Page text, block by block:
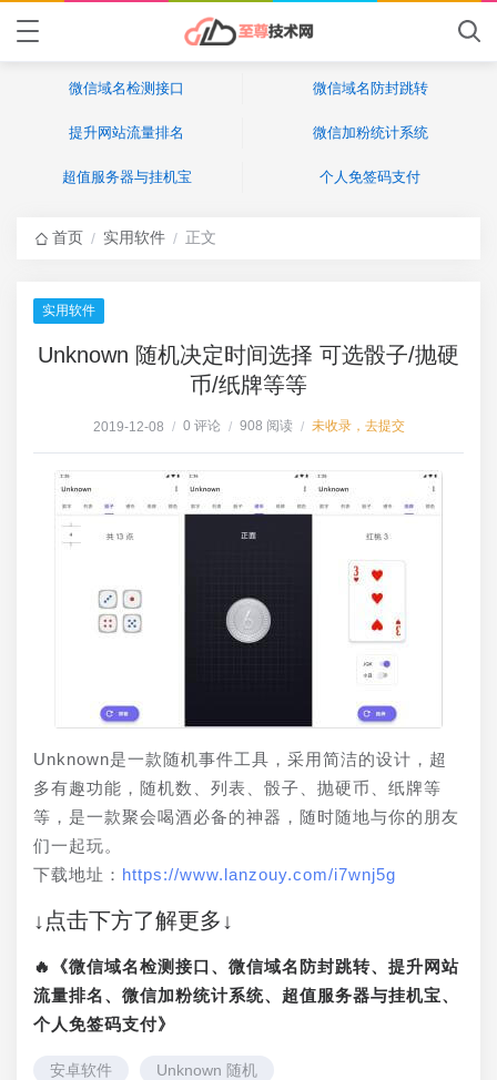
微信域名检测接口 微信域名防封跳转
提升网站流量排名 微信加粉统计系统
超值服务器与挂机宝 个人免签码支付
首页 / 实用软件 / 正文
实用软件
Unknown 随机决定时间选择 可选骰子/抛硬
币/纸牌等等
2019-12-08 / 0 评论 / 908 阅读 / 未收录，去提交
Unknown是一款随机事件工具，采用简洁的设计，超
多有趣功能，随机数、列表、骰子、抛硬币、纸牌等
等，是一款聚会喝酒必备的神器，随时随地与你的朋友
们一起玩。
下载地址： https://www.lanzouy.com/i7wnj5g
↓点击下方了解更多↓
🔥《微信域名检测接口、微信域名防封跳转、提升网站
流量排名、微信加粉统计系统、超值服务器与挂机宝、
个人免签码支付》
安卓软件 Unknown 随机